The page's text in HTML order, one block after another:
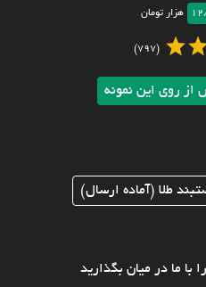
هزار تومان
(797)
روی این نمونه
طلا (آماده ارسال)
با ما در میان بگذارید